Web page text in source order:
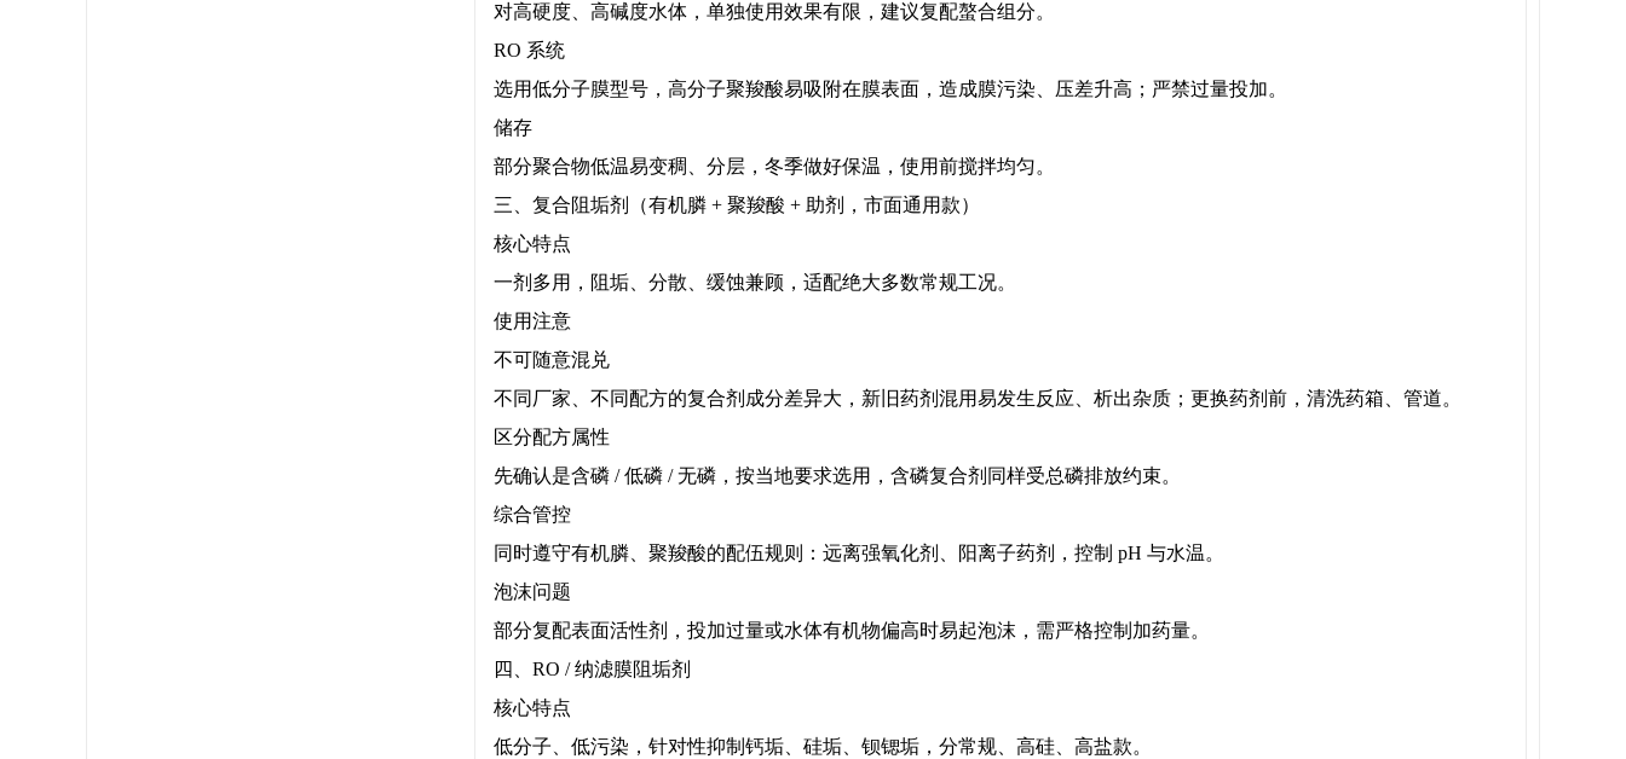
对高硬度、高碱度水体，单独使用效果有限，建议复配螯合组分。
RO 系统
选用低分子膜型号，高分子聚羧酸易吸附在膜表面，造成膜污染、压差升高；严禁过量投加。
储存
部分聚合物低温易变稠、分层，冬季做好保温，使用前搅拌均匀。
三、复合阻垢剂（有机膦 + 聚羧酸 + 助剂，市面通用款）
核心特点
一剂多用，阻垢、分散、缓蚀兼顾，适配绝大多数常规工况。
使用注意
不可随意混兑
不同厂家、不同配方的复合剂成分差异大，新旧药剂混用易发生反应、析出杂质；更换药剂前，清洗药箱、管道。
区分配方属性
先确认是含磷 / 低磷 / 无磷，按当地要求选用，含磷复合剂同样受总磷排放约束。
综合管控
同时遵守有机膦、聚羧酸的配伍规则：远离强氧化剂、阳离子药剂，控制 pH 与水温。
泡沫问题
部分复配表面活性剂，投加过量或水体有机物偏高时易起泡沫，需严格控制加药量。
四、RO / 纳滤膜阻垢剂
核心特点
低分子、低污染，针对性抑制钙垢、硅垢、钡锶垢，分常规、高硅、高盐款。